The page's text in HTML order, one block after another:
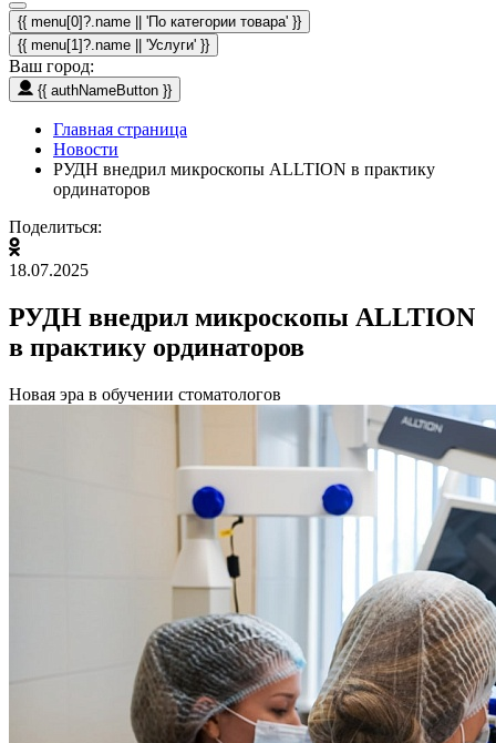
{{ menu[0]?.name || 'По категории товара' }}
{{ menu[1]?.name || 'Услуги' }}
Ваш город:
{{ authNameButton }}
Главная страница
Новости
РУДН внедрил микроскопы ALLTION в практику
ординаторов
Поделиться:
18.07.2025
РУДН внедрил микроскопы ALLTION
в практику ординаторов
Новая эра в обучении стоматологов